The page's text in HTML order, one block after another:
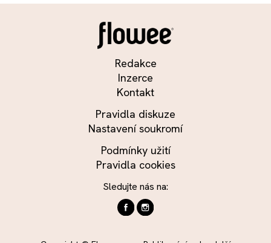
Redakce
Inzerce
Kontakt
Pravidla diskuze
Nastavení soukromí
Podmínky užití
Pravidla cookies
Sledujte nás na: